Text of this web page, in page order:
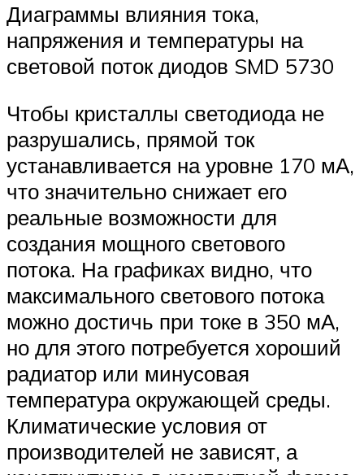
Диаграммы влияния тока,
напряжения и температуры на
световой поток диодов SMD 5730
Чтобы кристаллы светодиода не
разрушались, прямой ток
устанавливается на уровне 170 мА,
что значительно снижает его
реальные возможности для
создания мощного светового
потока. На графиках видно, что
максимального светового потока
можно достичь при токе в 350 мА,
но для этого потребуется хороший
радиатор или минусовая
температура окружающей среды.
Климатические условия от
производителей не зависят, а